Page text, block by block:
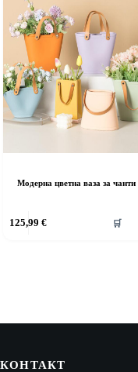
Модерна цветна ваза за чанти
125,99€ 🛒
КОНТАКТ